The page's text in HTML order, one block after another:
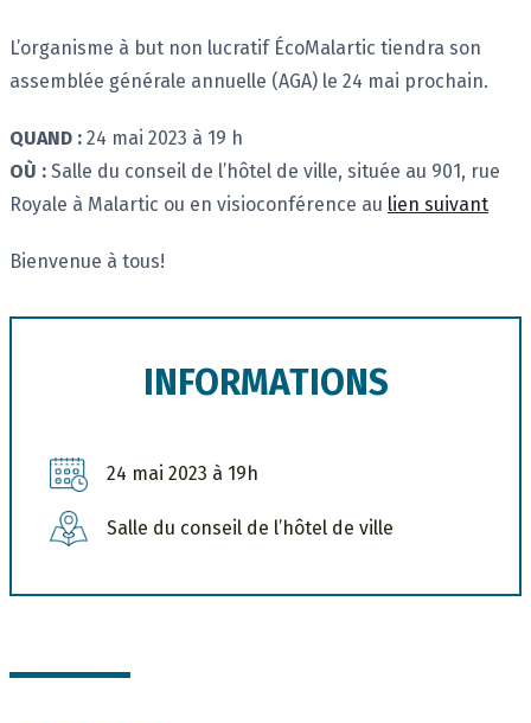
Description
L’organisme à but non lucratif ÉcoMalartic tiendra son
assemblée générale annuelle (AGA) le 24 mai prochain.
QUAND : 24 mai 2023 à 19 h
OÙ : Salle du conseil de l’hôtel de ville, située au 901, rue
Royale à Malartic ou en visioconférence au lien suivant
Bienvenue à tous!
INFORMATIONS
24 mai 2023 à 19h
Salle du conseil de l’hôtel de ville